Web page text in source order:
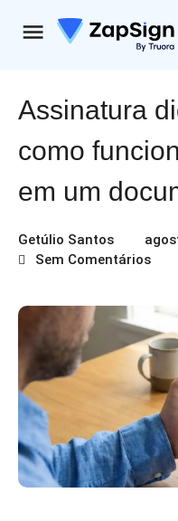
Assinatura
como
em um
Getúlio Santos
Sem Comentários